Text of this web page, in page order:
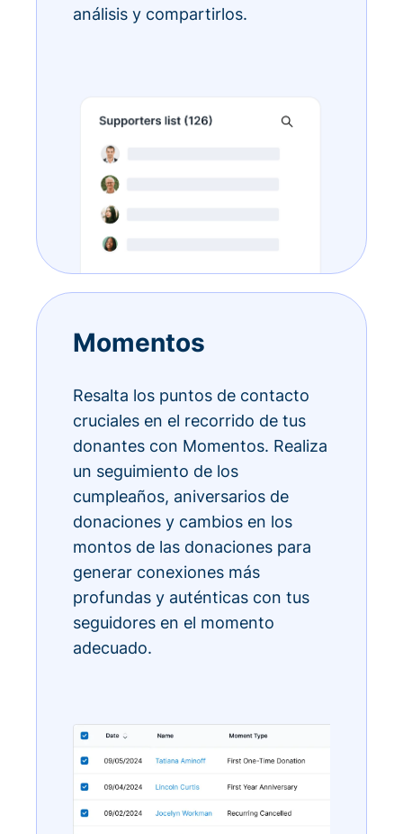
análisis y compartirlos.
Momentos
Resalta los puntos de contacto
cruciales en el recorrido de tus
donantes con Momentos. Realiza
un seguimiento de los
cumpleaños, aniversarios de
donaciones y cambios en los
montos de las donaciones para
generar conexiones más
profundas y auténticas con tus
seguidores en el momento
adecuado.